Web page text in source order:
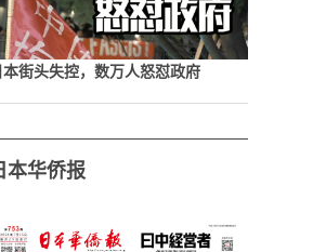
本街头失控，数万人怒怼政府
本华侨报